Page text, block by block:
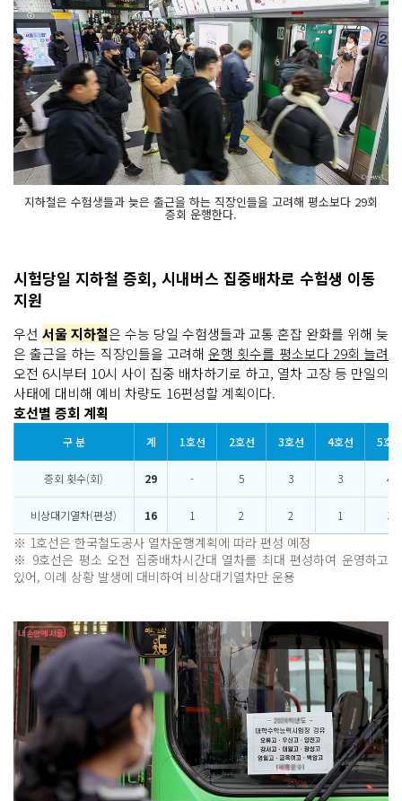
지하철은 수험생들과 늦은 출근을 하는 직장인들을 고려해 평소보다 29회
증회 운행한다.
시험당일 지하철 증회, 시내버스 집중배차로 수험생 이동
지원
우선 서울 지하철은 수능 당일 수험생들과 교통 혼잡 완화를 위해 늦
은 출근을 하는 직장인들을 고려해운행 횟수를 평소보다 29회 늘려
오전 6시부터 10시 사이 집중 배차하기로 하고, 열차 고장 등 만일의
사태에 대비해 예비 차량도 16편성할 계획이다.
호선별 증회 계획
구 분 계 1호선 2호선 3호선 4호선 5호선
증회 횟수(회) 29 - 5 3 3 4
비상대기열차(편성) 16 1 2 2 1 3
※ 1호선은 한국철도공사 열차운행계획에 따라 편성 예정
※ 9호선은 평소 오전 집중배차시간대 열차를 최대 편성하여 운영하고
있어, 이례 상황 발생에 대비하여 비상대기열차만 운용